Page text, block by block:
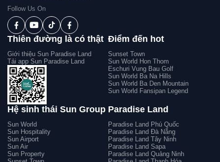
Follow Us On
Thiên đường là có thật
Giới thiệu Sun Paradise Land
Tải app Sun Paradise Land
Điểm đến hot
Sunset Town
Sun World Hon Thom
Eschuri Vung Bau Golf
Sun World Ba Na Hills
Sun World Ba Den Mountain
Sun World Fansipan Legend
Hệ sinh thái Sun Group
Sun World
Sun Hospitality
Sun Airport
Sun Air
Sun Property
Paradise Land
Paradise Land Phú Quốc
Paradise Land Đà Nẵng
Paradise Land Tây Ninh
Paradise Land Sapa
Paradise Land Quảng Ninh